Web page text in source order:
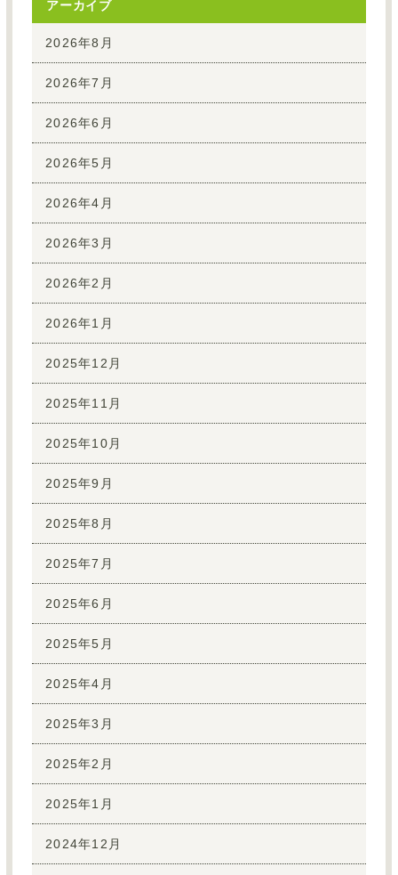
アーカイブ
2026年8月
2026年7月
2026年6月
2026年5月
2026年4月
2026年3月
2026年2月
2026年1月
2025年12月
2025年11月
2025年10月
2025年9月
2025年8月
2025年7月
2025年6月
2025年5月
2025年4月
2025年3月
2025年2月
2025年1月
2024年12月